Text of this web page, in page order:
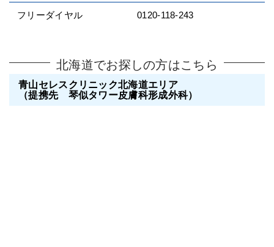
フリーダイヤル 0120-118-243
北海道でお探しの方はこちら
青山セレスクリニック北海道エリア
（提携先 琴似タワー皮膚科形成外科）